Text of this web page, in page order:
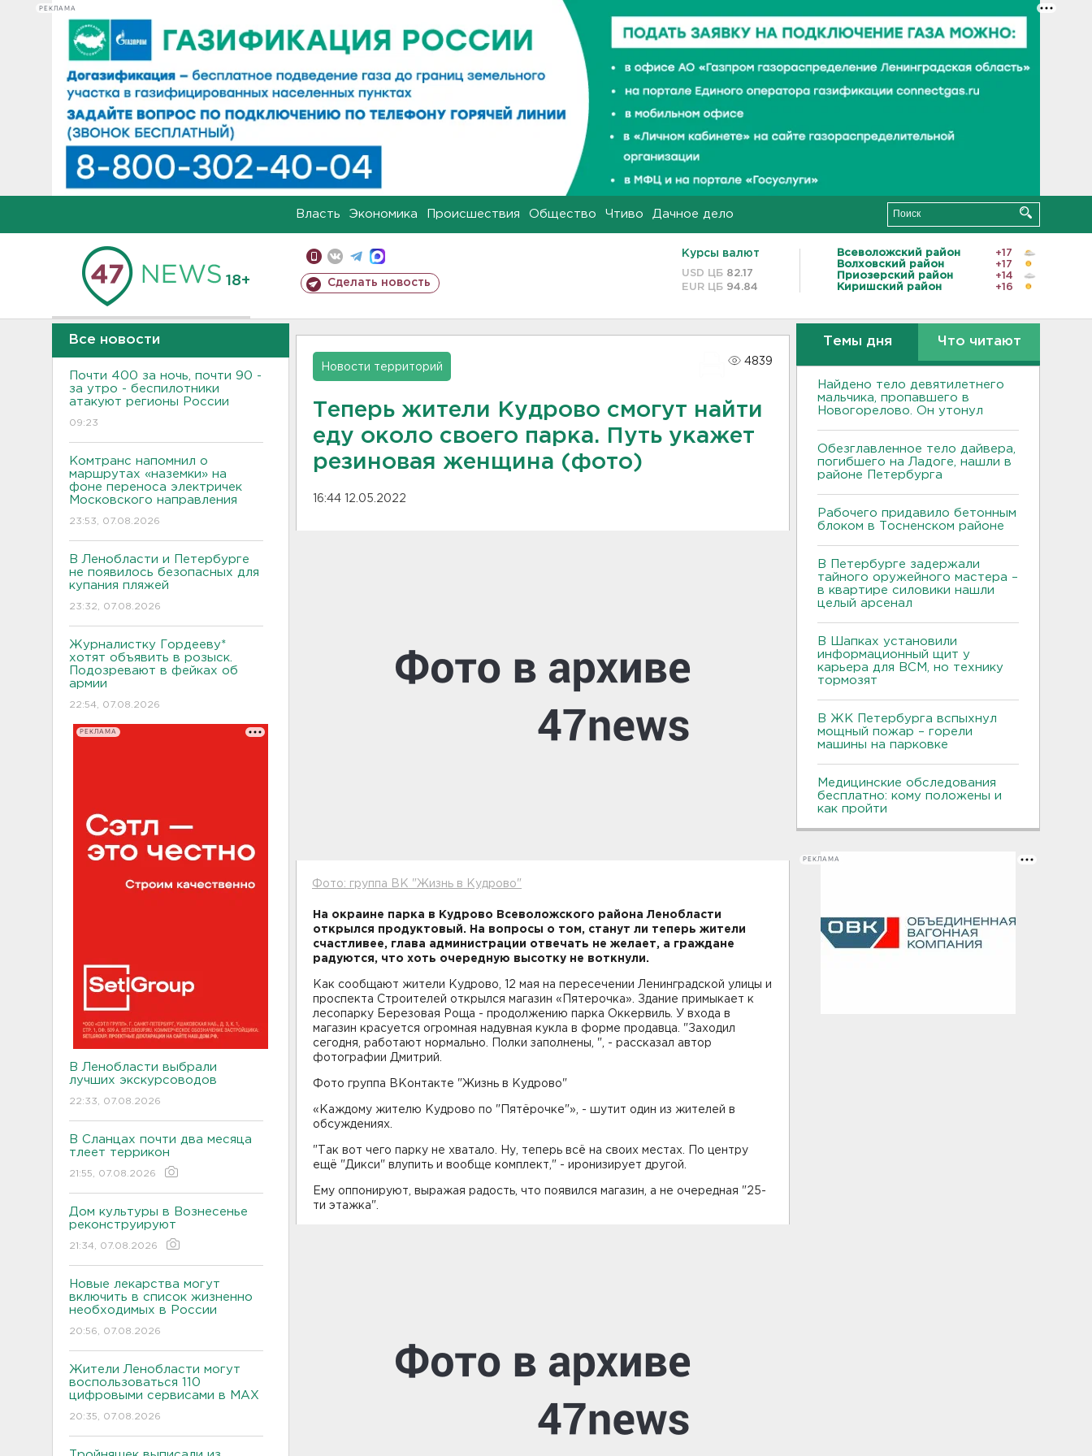
РЕКЛАМА
Власть Экономика Происшествия Общество Чтиво Дачное дело
18+ Сделать новость
Курсы валют
USD ЦБ 82.17
EUR ЦБ 94.84
Всеволожский район
+17
Волховский район
+17
Приозерский район
+14
Киришский район
+16
Все новости
Почти 400 за ночь, почти 90 -
за утро - беспилотники
атакуют регионы России
09:23
Комтранс напомнил о
маршрутах «наземки» на
фоне переноса электричек
Московского направления
23:53, 07.08.2026
В Ленобласти и Петербурге
не появилось безопасных для
купания пляжей
23:32, 07.08.2026
Журналистку Гордееву*
хотят объявить в розыск.
Подозревают в фейках об
армии
22:54, 07.08.2026
РЕКЛАМА
В Ленобласти выбрали
лучших экскурсоводов
22:33, 07.08.2026
В Сланцах почти два месяца
тлеет террикон
21:55, 07.08.2026
Дом культуры в Вознесенье
реконструируют
21:34, 07.08.2026
Новые лекарства могут
включить в список жизненно
необходимых в России
20:56, 07.08.2026
Жители Ленобласти могут
воспользоваться 110
цифровыми сервисами в МАХ
20:35, 07.08.2026
Новости территорий
4839
Теперь жители Кудрово смогут найти
еду около своего парка. Путь укажет
резиновая женщина (фото)
16:44 12.05.2022
Фото: группа ВК "Жизнь в Кудрово"
На окраине парка в Кудрово Всеволожского района Ленобласти
открылся продуктовый. На вопросы о том, станут ли теперь жители
счастливее, глава администрации отвечать не желает, а граждане
радуются, что хоть очередную высотку не воткнули.
Как сообщают жители Кудрово, 12 мая на пересечении Ленинградской улицы и
проспекта Строителей открылся магазин «Пятерочка». Здание примыкает к
лесопарку Березовая Роща - продолжению парка Оккервиль. У входа в
магазин красуется огромная надувная кукла в форме продавца. "Заходил
сегодня, работают нормально. Полки заполнены, ", - рассказал автор
фотографии Дмитрий.
Фото группа ВКонтакте "Жизнь в Кудрово"
«Каждому жителю Кудрово по "Пятёрочке"», - шутит один из жителей в
обсуждениях.
"Так вот чего парку не хватало. Ну, теперь всё на своих местах. По центру
ещё "Дикси" влупить и вообще комплект," - иронизирует другой.
Ему оппонируют, выражая радость, что появился магазин, а не очередная "25-
ти этажка".
Темы дня Что читают
Найдено тело девятилетнего
мальчика, пропавшего в
Новогорелово. Он утонул
Обезглавленное тело дайвера,
погибшего на Ладоге, нашли в
районе Петербурга
Рабочего придавило бетонным
блоком в Тосненском районе
В Петербурге задержали
тайного оружейного мастера –
в квартире силовики нашли
целый арсенал
В Шапках установили
информационный щит у
карьера для ВСМ, но технику
тормозят
В ЖК Петербурга вспыхнул
мощный пожар – горели
машины на парковке
Медицинские обследования
бесплатно: кому положены и
как пройти
РЕКЛАМА